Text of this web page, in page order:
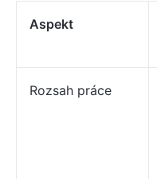
Aspekt
Rozsah práce